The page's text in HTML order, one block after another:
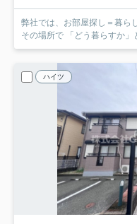
弊社では、お部屋探し＝暮ら
その場所で 「どう暮らすか
ハイツ